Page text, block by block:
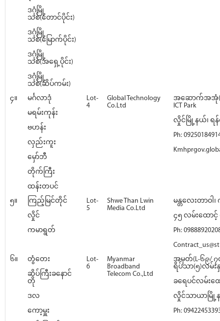
ဒဂုံမြို့
သစ်(တောင်ပိုင်း)
ဒဂုံမြို့
သစ်(မြောက်ပိုင်း)
ဒဂုံမြို့
သစ်(အရှေ့ပိုင်း)
ဒဂုံမြို့
သစ်(ဆိပ်ကမ်း)
၄။
မင်္ဂလာဒုံ
မရမ်းကုန်း
ဗဟန်း
လှည်းကူး
မှော်ဘီ
တိုက်ကြီး
ထန်းတပင်
Lot-
4
Global Technology
Co.Ltd
အဆောက်အအုံ(၁
ICT Park
လှိုင်မြို့နယ်၊ ရ
Ph:
၅။
ကြည့်မြင်တိုင်
လှိုင်
ကမာရွတ်
Lot-
5
Shwe Than Lwin
Media Co.Ltd
မန္တလေးတာဝ
၄၅ လမ်းထော
Ph:
၆။
တွံတေး
ဆိပ်ကြီးခနောင်
တို
ဒလ
ကော့မှူး
Lot-
6
Myanmar
Broadband
Telecom Co.,Ltd
အမှတ်(L-၆၉/ ၇
ရိပ်သာ(၅)လမ်း
ခရေပင်လမ်းထေ
လှိုင်သာယာမြို့
Ph: